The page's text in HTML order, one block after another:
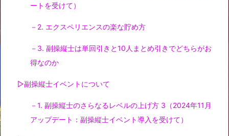
ートを受けて）
－2. エクスペリエンスの楽な貯め方
－3. 副操縦士は単回引きと10人まとめ引きでどちらがお
得なのか
▷副操縦士イベントについて
－1. 副操縦士のさらなるレベルの上げ方 3（2024年11月
アップデート：副操縦士イベント導入を受けて）